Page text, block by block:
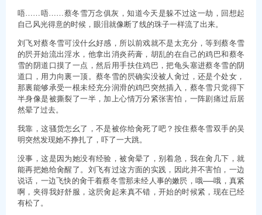
唔……唔……蔡冬雪万念俱灰，知道今天是躲不过这一劫，回想起
自己风光得意的时候，眼泪就像断了线的珠子一样流了出来。
刘飞对蔡冬雪可没什幺好感，所以前戏就不是太充分，等到蔡冬雪
的屄开始流出淫水，他拿出消炎药膏，胡乱的在自己的鸡巴和蔡冬
雪的阴道口摸了一点，然后用手扶住鸡巴，把龟头塞进蔡冬雪的阴
道口，用力向裏一顶。蔡冬雪的屄确实没被人肏过，还是个处女，
那裏能够承受一根未经充分润滑的鸡巴突然插入，蔡冬雪只觉得下
半身像是被撕裂了一半，加上心情万分紧张害怕，一阵剧痛过后居
然晕了过去。
我靠，这骚货怎幺了，不是被你给肏死了吧？按住蔡冬雪双手的吴
明突然发现她不挣扎了，吓了一大跳。
没事，这是因为她没有经验，被肏晕了，别着急，我在肏几下，就
能再把她给肏醒了。刘飞有过这方面的实践，因此并不害怕，一边
说话，一边飞快的肏干着蔡冬雪那未经人事的嫩屄，哦──哦，真紧
啊，夹得我好舒服，这屄肏起来真不错，开始的时候紧，现在已经
有松了。